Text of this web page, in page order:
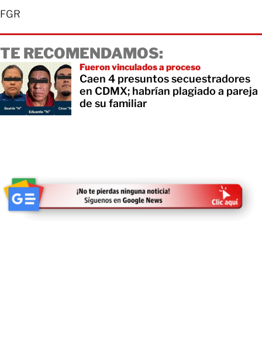
FGR
TE RECOMENDAMOS:
Fueron vinculados a proceso
Caen 4 presuntos secuestradores
en CDMX; habrían plagiado a pareja
de su familiar